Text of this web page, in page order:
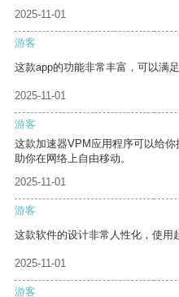
2025-11-01
游客
这款app的功能非常丰富，可以满
2025-11-01
游客
这款加速器VPM应用程序可以给
助你在网络上自由移动。
2025-11-01
游客
这款软件的设计非常人性化，使用
2025-11-01
游客